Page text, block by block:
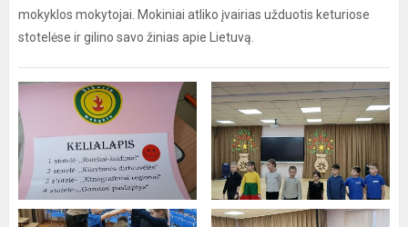
mokyklos mokytojai. Mokiniai atliko įvairias užduotis keturiose
stotelėse ir gilino savo žinias apie Lietuvą.